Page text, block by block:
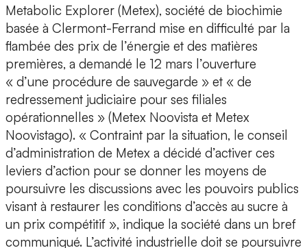
Metabolic Explorer (Metex), société de biochimie
basée à Clermont-Ferrand mise en difficulté par la
flambée des prix de l’énergie et des matières
premières, a demandé le 12 mars l’ouverture
« d’une procédure de sauvegarde » et « de
redressement judiciaire pour ses filiales
opérationnelles » (Metex Noovista et Metex
Noovistago). « Contraint par la situation, le conseil
d’administration de Metex a décidé d’activer ces
leviers d’action pour se donner les moyens de
poursuivre les discussions avec les pouvoirs publics
visant à restaurer les conditions d’accès au sucre à
un prix compétitif », indique la société dans un bref
communiqué. L’activité industrielle doit se poursuivre